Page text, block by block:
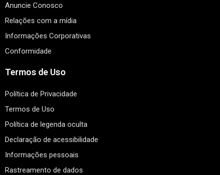
Anuncie Conosco
Relações com a mídia
Informações Corporativas
Conformidade
Termos de Uso
Política de Privacidade
Termos de Uso
Política de legenda oculta
Declaração de acessibilidade
Informações pessoais
Rastreamento de dados